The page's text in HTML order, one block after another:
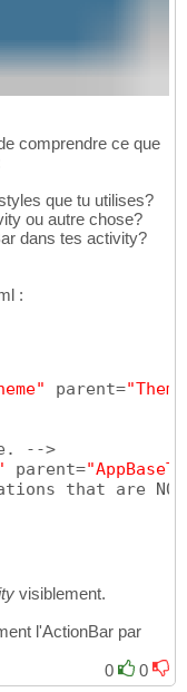
comprendre ce que
que tu utilises?
ou autre chose?
dans tes activity?
:
parent=
-->
parent=
that are
visiblement.
l'ActionBar par
0
0